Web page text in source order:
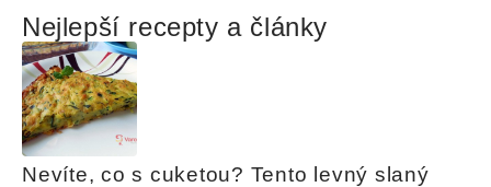
Nejlepší recepty a články
Nevíte, co s cuketou? Tento levný slaný